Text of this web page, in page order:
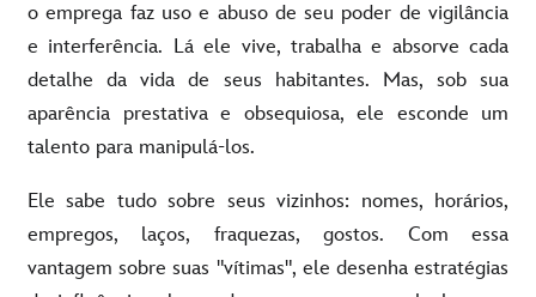
o emprega faz uso e abuso de seu poder de vigilância
e interferência. Lá ele vive, trabalha e absorve cada
detalhe da vida de seus habitantes. Mas, sob sua
aparência prestativa e obsequiosa, ele esconde um
talento para manipulá-los.
Ele sabe tudo sobre seus vizinhos: nomes, horários,
empregos, laços, fraquezas, gostos. Com essa
vantagem sobre suas "vítimas", ele desenha estratégias